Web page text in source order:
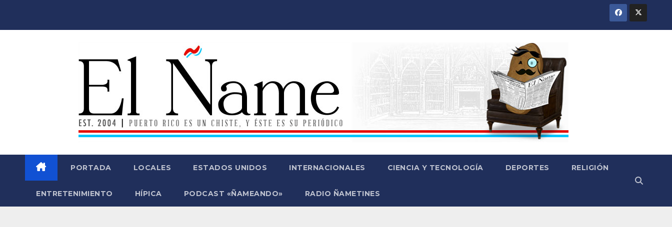
PORTADA LOCALES ESTADOS UNIDOS INTERNACIONALES CIENCIA Y TECNOLOGÍA DEPORTES RELIGIÓN
ENTRETENIMIENTO HÍPICA PODCAST «ÑAMEANDO» RADIO ÑAMETINES